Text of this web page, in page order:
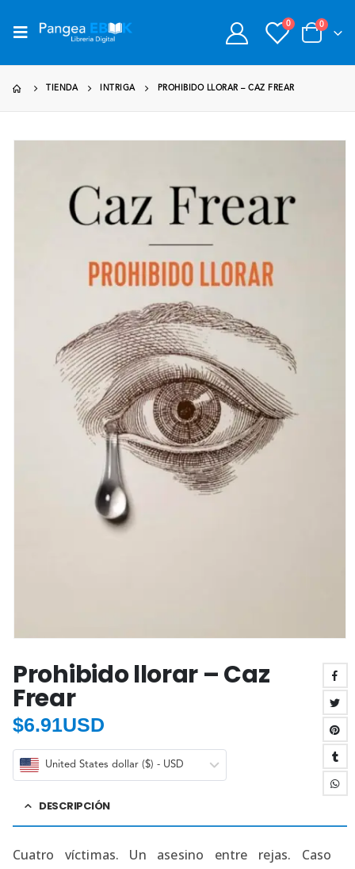
0 0
TIENDA INTRIGA PROHIBIDO LLORAR – CAZ FREAR
Prohibido llorar – Caz
Frear
$6.91USD
United States dollar ($) - USD
DESCRIPCIÓN
Cuatro víctimas. Un asesino entre rejas. Caso